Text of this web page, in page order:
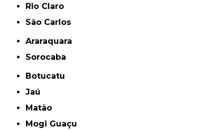
Rio Claro
São Carlos
Araraquara
Sorocaba
Botucatu
Jaú
Matão
Mogi Guaçu